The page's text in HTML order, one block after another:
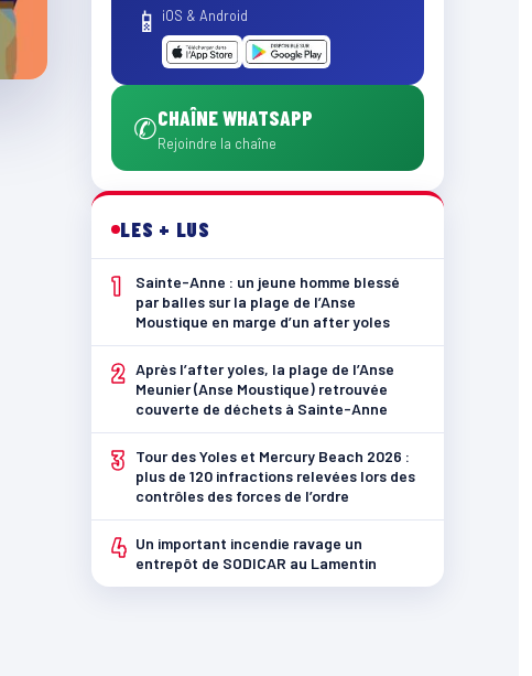
📱 iOS & Android
✆CHAÎNE WHATSAPP
Rejoindre la chaîne
LES + LUS
1
Sainte-Anne : un jeune homme blessé
par balles sur la plage de l’Anse
Moustique en marge d’un after yoles
2 Après l’after yoles, la plage de l’Anse
Meunier (Anse Moustique) retrouvée
couverte de déchets à Sainte-Anne
3
Tour des Yoles et Mercury Beach 2026 :
plus de 120 infractions relevées lors des
contrôles des forces de l’ordre
4 Un important incendie ravage un
entrepôt de SODICAR au Lamentin